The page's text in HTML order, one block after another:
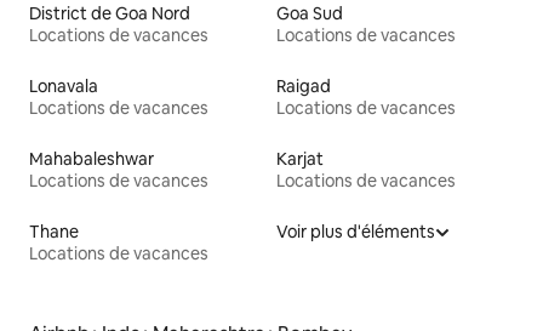
District de Goa Nord
Locations de vacances
Goa Sud
Locations de vacances
Lonavala
Locations de vacances
Raigad
Locations de vacances
Mahabaleshwar
Locations de vacances
Karjat
Locations de vacances
Thane
Locations de vacances
Voir plus d'éléments